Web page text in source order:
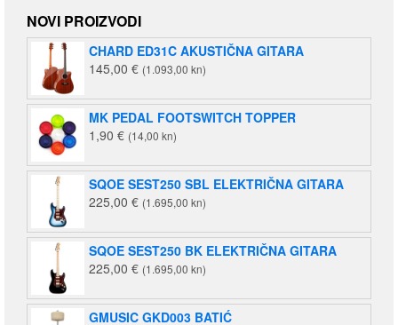
NOVI PROIZVODI
CHARD ED31C AKUSTIČNA GITARA
145,00 € (1.093,00 kn)
MK PEDAL FOOTSWITCH TOPPER
1,90 € (14,00 kn)
SQOE SEST250 SBL ELEKTRIČNA GITARA
225,00 € (1.695,00 kn)
SQOE SEST250 BK ELEKTRIČNA GITARA
225,00 € (1.695,00 kn)
GMUSIC GKD003 BATIĆ